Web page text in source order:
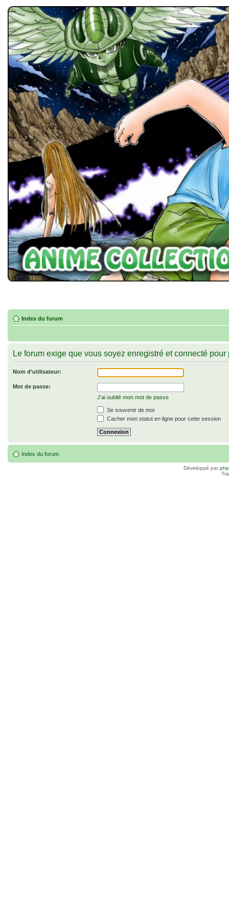
Index du forum
Le forum exige que vous soyez enregistré et connecté
Nom d’utilisateur:
Mot de passe:
J’ai oublié mon mot de passe
Se souvenir de moi
Cacher mon statut en ligne pour cette session
Index du forum
Développé par